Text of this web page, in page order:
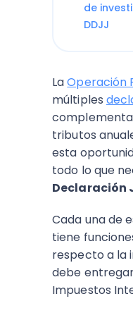
de
DDJJ
LaOperación
múltiples
tributos
esta
todo lo que
Declaración
Cada una de
tiene
respecto a la
debe
Impuestos